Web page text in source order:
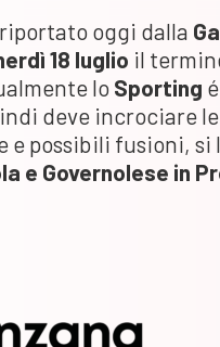
oggi dalla
18 luglio il
loSporting
deve incrociare
e possibili fusioni,
e Governolese in